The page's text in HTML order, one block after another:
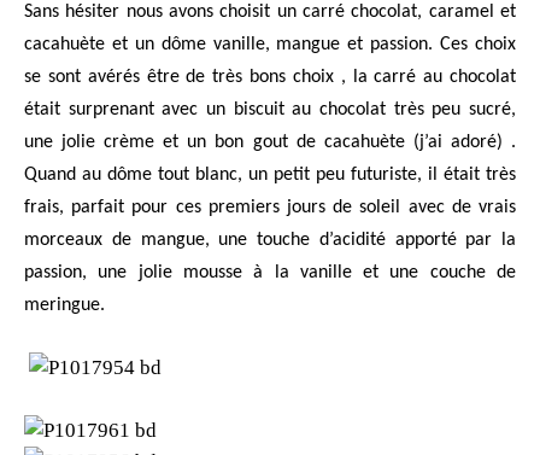
Sans hésiter nous avons choisit un carré chocolat, caramel et
cacahuète et un dôme vanille, mangue et passion. Ces choix
se sont avérés être de très bons choix , la carré au chocolat
était surprenant avec un biscuit au chocolat très peu sucré,
une jolie crème et un bon gout de cacahuète (j’ai adoré) .
Quand au dôme tout blanc, un petit peu futuriste, il était très
frais, parfait pour ces premiers jours de soleil avec de vrais
morceaux de mangue, une touche d’acidité apporté par la
passion, une jolie mousse à la vanille et une couche de
meringue.